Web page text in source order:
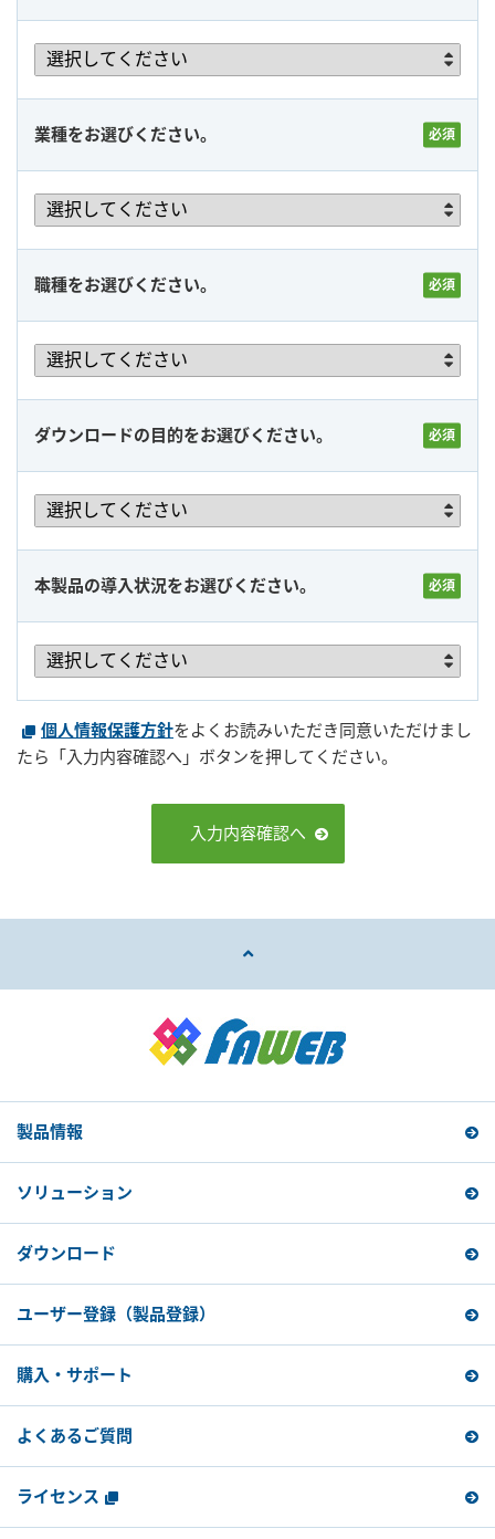
業種をお選びください。
職種をお選びください。
ダウンロードの目的をお選びください。
本製品の導入状況をお選びください。
個人情報保護方針をよくお読みいただき同意いただけまし
たら「入力内容確認へ」ボタンを押してください。
入力内容確認へ
製品情報
ソリューション
ダウンロード
ユーザー登録 （製品登録）
購入・サポート
よくあるご質問
ライセンス